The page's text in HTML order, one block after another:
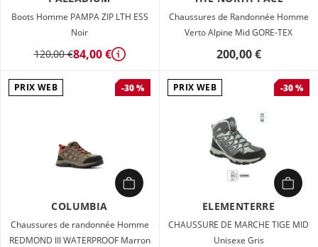
Boots Homme PAMPA ZIP LTH ESS
Noir
120,00 €84,00 € Détails
Chaussures de Randonnée Homme
Verto Alpine Mid GORE-TEX
200,00 €
PRIX WEB -30 %
COLUMBIA
Chaussures de randonnée Homme
REDMOND III WATERPROOF Marron
PRIX WEB -30 %
ELEMENTERRE
CHAUSSURE DE MARCHE TIGE MID
Unisexe Gris